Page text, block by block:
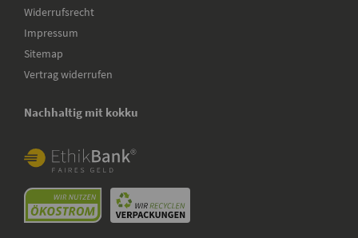
Widerrufsrecht
Impressum
Sitemap
Vertrag widerrufen
Nachhaltig mit kokku